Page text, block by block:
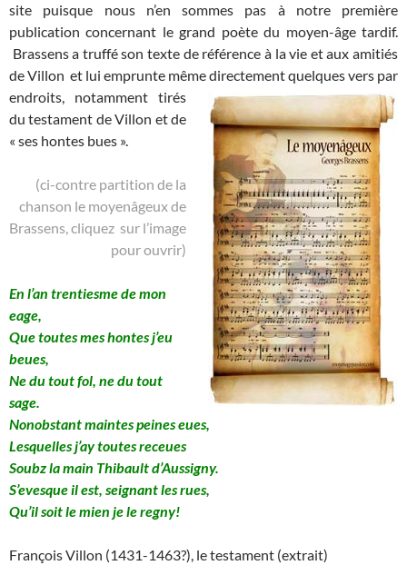
site puisque nous n’en sommes pas à notre première
publication concernant le grand poète du moyen-âge tardif.
Brassens a truffé son texte de référence à la vie et aux amitiés
de Villon et lui emprunte même directementquelques vers par
endroits, notamment tirés
du testament de Villon et de
« ses hontes bues ».
(ci-contre partition de la
chanson le moyenâgeux de
Brassens, cliquez sur l’image
pour ouvrir)
En l’an trentiesme de mon
eage,
Que toutes mes hontes j’eu
beues,
Ne du tout fol, ne du tout
sage.
Nonobstant maintes peines eues,
Lesquelles j’ay toutes receues
Soubz la main Thibault d’Aussigny.
S’evesque il est, seignant les rues,
Qu’il soit le mien je le regny!
François Villon (1431-1463?), le testament (extrait)